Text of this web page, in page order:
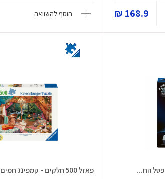
168.9 ₪ הוסף להשוואה
פאזל 500 חלקים - קמפינג חמים - R...